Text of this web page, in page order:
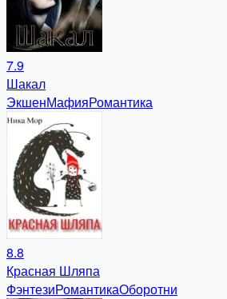
7.9
Шакал
ЭкшенМафияРомантика
8.8
Красная Шляпа
ФэнтезиРомантикаОборотни